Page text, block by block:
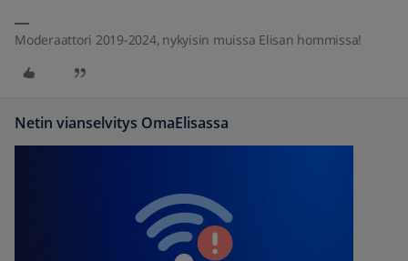
Moderaattori 2019-2024, nykyisin muissa Elisan hommissa!
Netin vianselvitys OmaElisassa